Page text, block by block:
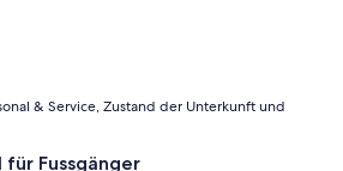
& Service, Zustand der Unterkunft und
Fussgänger